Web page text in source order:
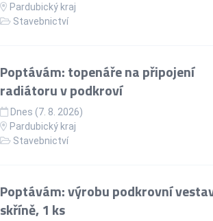
Pardubický kraj
Stavebnictví
Poptávám: topenáře na připojení
radiátoru v podkroví
Dnes (7. 8. 2026)
Pardubický kraj
Stavebnictví
Poptávám: výrobu podkrovní
skříně, 1 ks